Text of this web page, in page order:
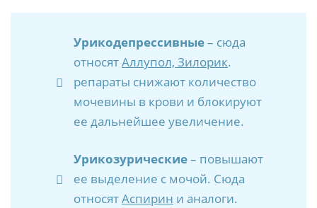
Урикодепрессивные– сюда
относятАллупол, Зилорик.
репараты снижают количество
мочевины в крови и блокируют
ее дальнейшее увеличение.
Урикозурические– повышают
ее выделение с мочой. Сюда
относятАспирин и аналоги.